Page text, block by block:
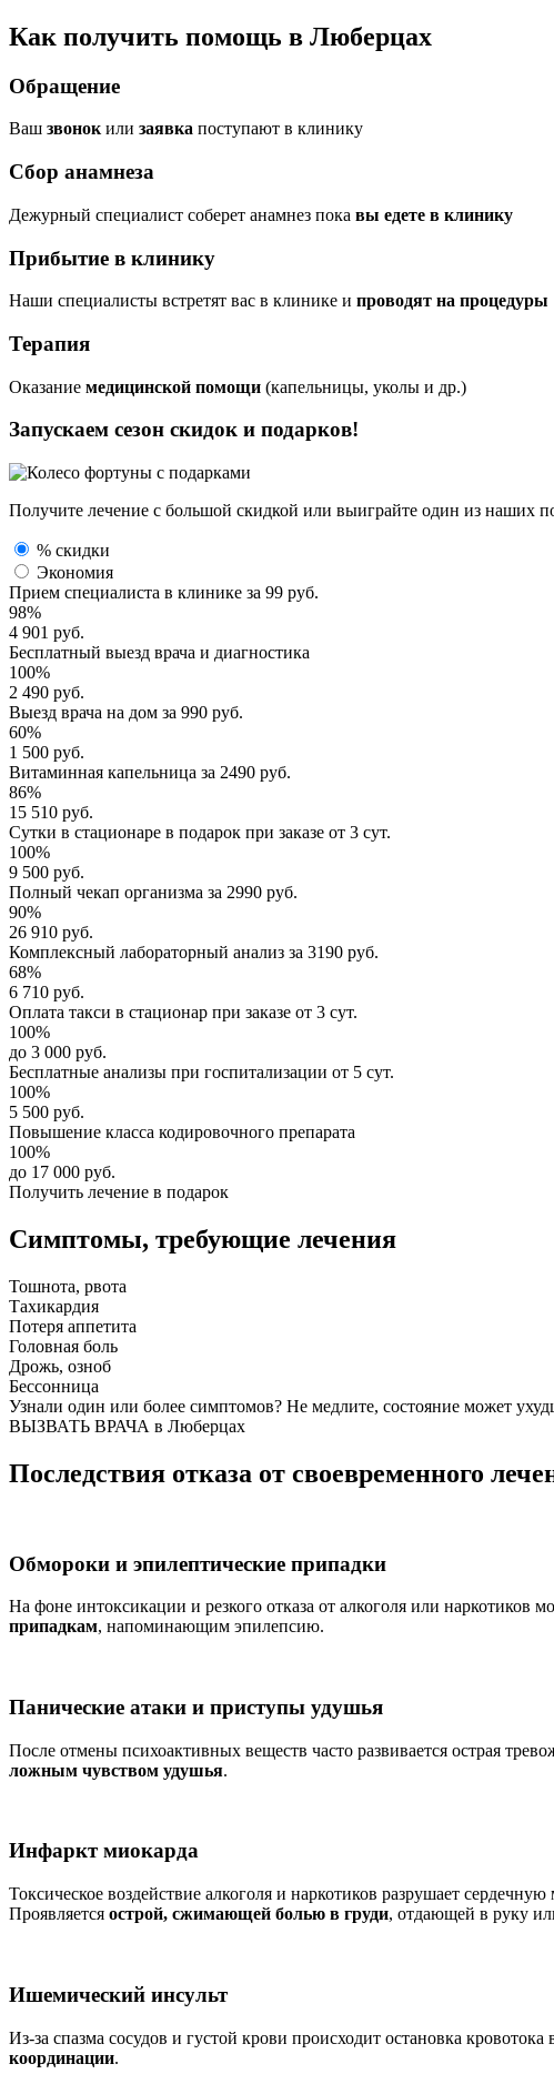
Как получить помощь в Люберцах
Обращение
Ваш звонокили заявка поступают в клинику
Сбор анамнеза
Дежурный специалист соберет анамнез пока вы едете в клинику
Прибытие в клинику
Наши специалисты встретят вас в клинике и проводят на процедуры
Терапия
Оказание медицинской помощи (капельницы, уколы и др.)
Запускаем сезон скидок и подарков!
Получите лечение с большой скидкой или выиграйте один из наших
% скидки
Экономия
Прием специалиста в клинике за 99 руб.
98%
4 901 руб.
Бесплатный выезд врача и диагностика
100%
2 490 руб.
Выезд врача на дом за 990 руб.
60%
1 500 руб.
Витаминная капельница за 2490 руб.
86%
15 510 руб.
Сутки в стационаре в подарок при заказе от 3 сут.
100%
9 500 руб.
Полный чекап организма за 2990 руб.
90%
26 910 руб.
Комплексный лабораторный анализ за 3190 руб.
68%
6 710 руб.
Оплата такси в стационар при заказе от 3 сут.
100%
до 3 000 руб.
Бесплатные анализы при госпитализации от 5 сут.
100%
5 500 руб.
Повышение класса кодировочного препарата
100%
до 17 000 руб.
Получить лечение в подарок
Симптомы, требующие лечения
Тошнота, рвота
Тахикардия
Потеря аппетита
Головная боль
Дрожь, озноб
Бессонница
Узнали один или более симптомов? Не медлите, состояние может
ВЫЗВАТЬ ВРАЧА в Люберцах
Последствия отказа от своевременного
Обмороки и эпилептические припадки
На фоне интоксикации и резкого отказа от алкоголя или наркотиков
припадкам, напоминающим эпилепсию.
Панические атаки и приступы удушья
После отмены психоактивных веществ часто развивается острая
ложным чувством удушья.
Инфаркт миокарда
Токсическое воздействие алкоголя и наркотиков разрушает
Проявляется острой, сжимающей болью в груди, отдающей в руку
Ишемический инсульт
Из-за спазма сосудов и густой крови происходит остановка
координации.